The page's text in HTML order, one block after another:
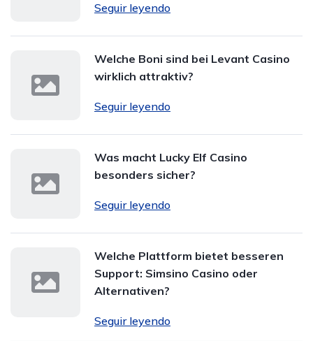
Seguir leyendo
Welche Boni sind bei Levant Casino
wirklich attraktiv?
Seguir leyendo
Was macht Lucky Elf Casino
besonders sicher?
Seguir leyendo
Welche Plattform bietet besseren
Support: Simsino Casino oder
Alternativen?
Seguir leyendo